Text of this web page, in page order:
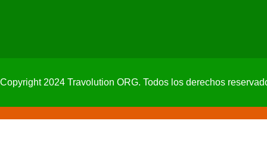
2024 Travolution ORG. Todos los derechos